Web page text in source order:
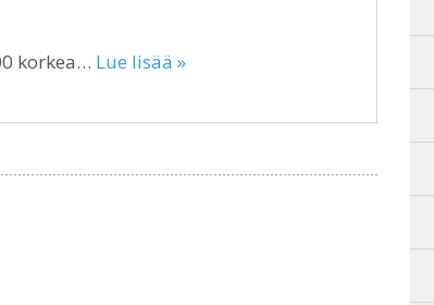
korkea… Lue lisää »